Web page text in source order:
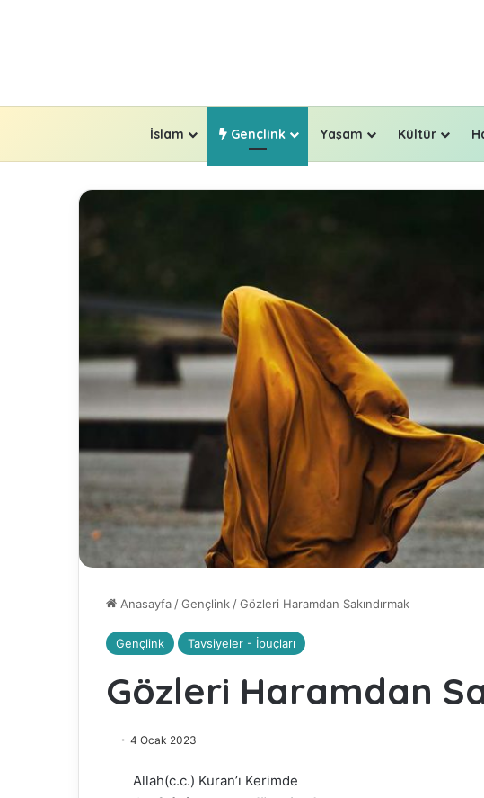
İslam Gençlink Yaşam Kültür
Anasayfa /Gençlink /Gözleri Haramdan Sakındırmak
Gençlink Tavsiyeler - İpuçları
Gözleri Haramdan
4 Ocak 2023
Allah(c.c.) Kuran’ı Kerimde